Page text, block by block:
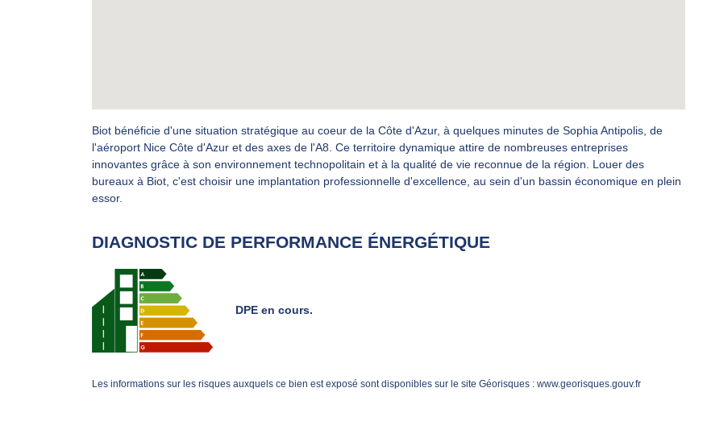
Biot bénéficie d'une situation stratégique au coeur de la Côte d'Azur, à quelques minutes de Sophia Antipolis, de
l'aéroport Nice Côte d'Azur et des axes de l'A8. Ce territoire dynamique attire de nombreuses entreprises
innovantes grâce à son environnement technopolitain et à la qualité de vie reconnue de la région. Louer des
bureaux à Biot, c'est choisir une implantation professionnelle d'excellence, au sein d'un bassin économique en plein
essor.
DIAGNOSTIC DE PERFORMANCE ÉNERGÉTIQUE
DPE en cours.
Les informations sur les risques auxquels ce bien est exposé sont disponibles sur le site Géorisques : www.georisques.gouv.fr